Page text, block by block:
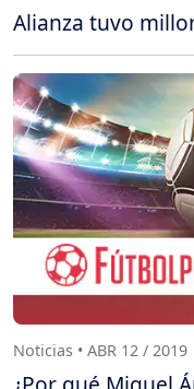
Alianza tuvo
Noticias • ABR 12 / 2019